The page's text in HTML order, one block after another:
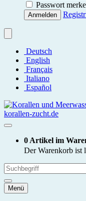
Passwort
Anmelden
Deutsch
English
Français
Italiano
Español
0 Artikel im
Der Warenkorb ist
Menü